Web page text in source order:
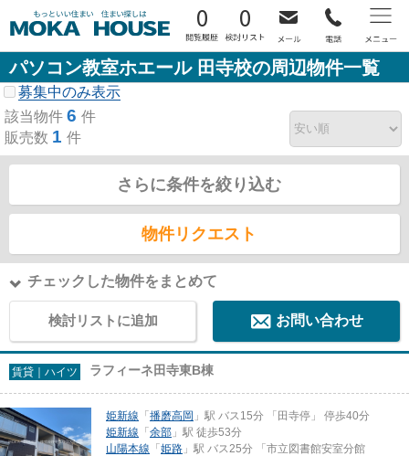
0 0
パソコン教室ホエール 田寺校の周辺物件一覧
募集中のみ表示
該当物件 6 件
販売数 1 件
さらに条件を絞り込む
物件リクエスト
チェックした物件をまとめて
検討リストに追加 お問い合わせ
賃貸｜ハイツ ラフィーネ田寺東B棟
姫新線 「播磨高岡 」駅 バス15分 「田寺停」 停歩40分
姫新線 「余部 」駅 徒歩53分
山陽本線 「姫路 」駅 バス25分 「市立図書館安室分館